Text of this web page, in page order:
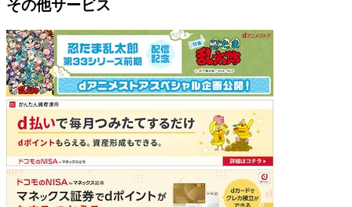
その他サービス